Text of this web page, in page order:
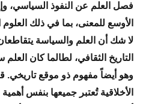
فصل العلم عن النفوذ السياسي،
الأوسع للمعنى، بما في ذلك العلوم
لا شك أن العلم والسياسة
التاريخ الثقافي، لطالما كان
وهو أيضاً مفهوم ذو موقع تاريخي.
الأخلاقية تُعتبر جميعها بنفس